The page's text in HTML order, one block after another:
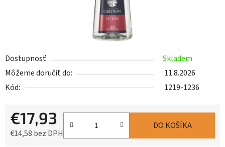
Dostupnosť
Skladem
Môžeme doručiť do:
11.8.2026
Kód:
1219-1236
€17,93
€14,58 bez DPH
DO KOŠÍKA